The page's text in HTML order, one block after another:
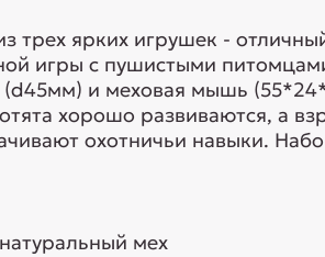
трех ярких игрушек -
игры с пушистыми
и меховая мышь
хорошо развиваются, а
охотничьи навыки.
мех